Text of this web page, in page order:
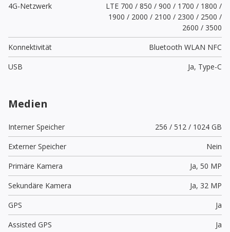
4G-Netzwerk
LTE 700 / 850 / 900 / 1700 / 1800 /
1900 / 2000 / 2100 / 2300 / 2500 /
2600 / 3500
Konnektivität
Bluetooth WLAN NFC
USB
Ja, Type-C
Medien
Interner Speicher
256 / 512 / 1024 GB
Externer Speicher
Nein
Primäre Kamera
Ja, 50 MP
Sekundäre Kamera
Ja, 32 MP
GPS
Ja
Assisted GPS
Ja